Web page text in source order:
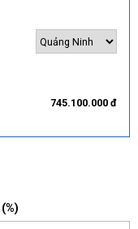
745.100.000 đ
(%)